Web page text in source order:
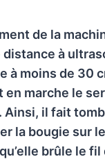
de la
distance à
à moins de 30
en marche le
Ainsi, il fait
la bougie sur
brûle le